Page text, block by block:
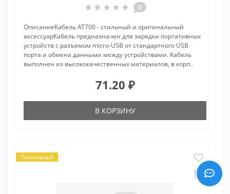
0
ОписаниеКабель АТ700 - стильный и оригинальный
аксессуарКабель предназначен для зарядки портативных
устройств с разъемом micro-USB от стандартного USB
порта и обмена данными между устройствами. Кабель
выполнен из высококачественных материалов, в корп..
71.20 ₽
В КОРЗИНУ
Популярный